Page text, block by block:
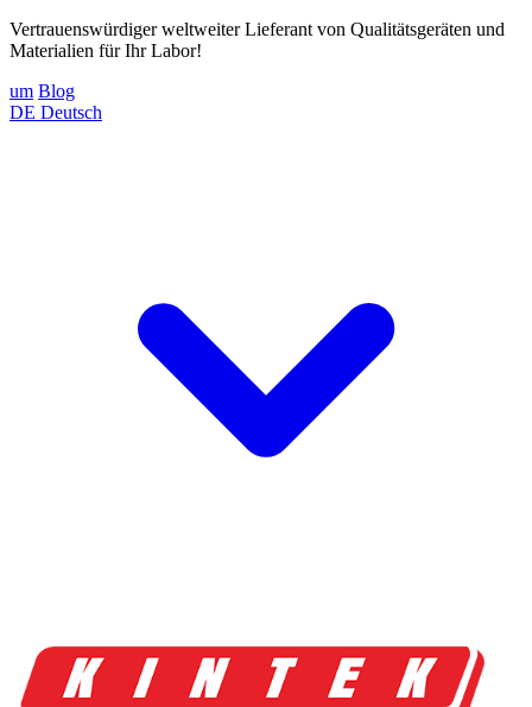
Vertrauenswürdiger weltweiter Lieferant von Qualitätsgeräten und
Materialien für Ihr Labor!
um Blog
DE Deutsch